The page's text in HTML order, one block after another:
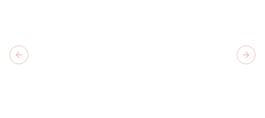
Previous slide